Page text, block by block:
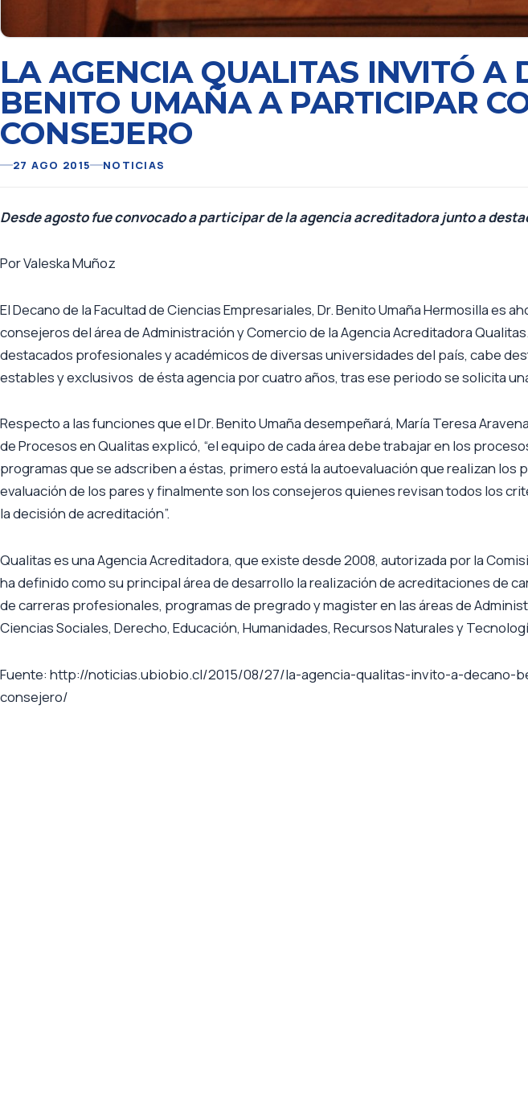
LA AGENCIA QUALITAS INVITÓ A
BENITO UMAÑA A PARTICIPAR
CONSEJERO
27 AGO 2015 NOTICIAS
Desde agosto fue convocado a participar de la agencia acreditadora junto a
Por Valeska Muñoz
El Decano de la Facultad de Ciencias Empresariales, Dr. Benito Umaña Hermosilla es
consejeros del área de Administración y Comercio de la Agencia Acreditadora
destacados profesionales y académicos de diversas universidades del país, cabe
estables y exclusivos de ésta agencia por cuatro años, tras ese periodo se solicita
Respecto a las funciones que el Dr. Benito Umaña desempeñará, María Teresa
de Procesos en Qualitas explicó, “el equipo de cada área debe trabajar en los
programas que se adscriben a éstas, primero está la autoevaluación que realizan los
evaluación de los pares y finalmente son los consejeros quienes revisan todos los
la decisión de acreditación”.
Qualitas es una Agencia Acreditadora, que existe desde 2008, autorizada por la
ha definido como su principal área de desarrollo la realización de acreditaciones de
de carreras profesionales, programas de pregrado y magister en las áreas de
Ciencias Sociales, Derecho, Educación, Humanidades, Recursos Naturales y
Fuente: http://noticias.ubiobio.cl/2015/08/27/la-agencia-qualitas-invito-a-decano-
consejero/